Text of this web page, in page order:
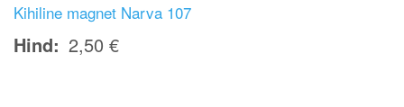
Kihiline magnet Narva 107
Hind 2,50 €